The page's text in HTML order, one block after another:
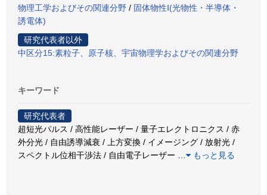
物理工学およびその関連分野 / 固体物性Ⅰ(光物性・半導体・
誘電体)
研究代表者以外
中区分15:素粒子、原子核、宇宙物理学およびその関連分野
キーワード
研究代表者
超短光パルス / 高性能レーザー / 量子エレクトロニクス / 赤
外分光 / 自由誘導減衰 / 上方変換 / イメージング / 放射光 /
スペクトル位相干渉法 / 自由電子レーザー
もっと見る